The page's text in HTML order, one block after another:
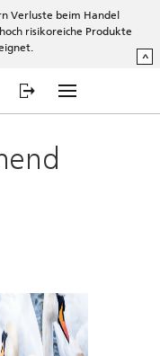
Verluste beim Handel
risikoreiche Produkte
^